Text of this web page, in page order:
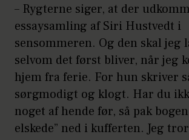
– Rygterne siger, at der
essaysamling af Siri Hustvedt i
sensommeren. Og den skal jeg
selvom det først bliver, når jeg
hjem fra ferie. For hun skriver
sørgmodigt og klogt. Har du
noget af hende før, så pak
elskede” ned i kufferten. Jeg